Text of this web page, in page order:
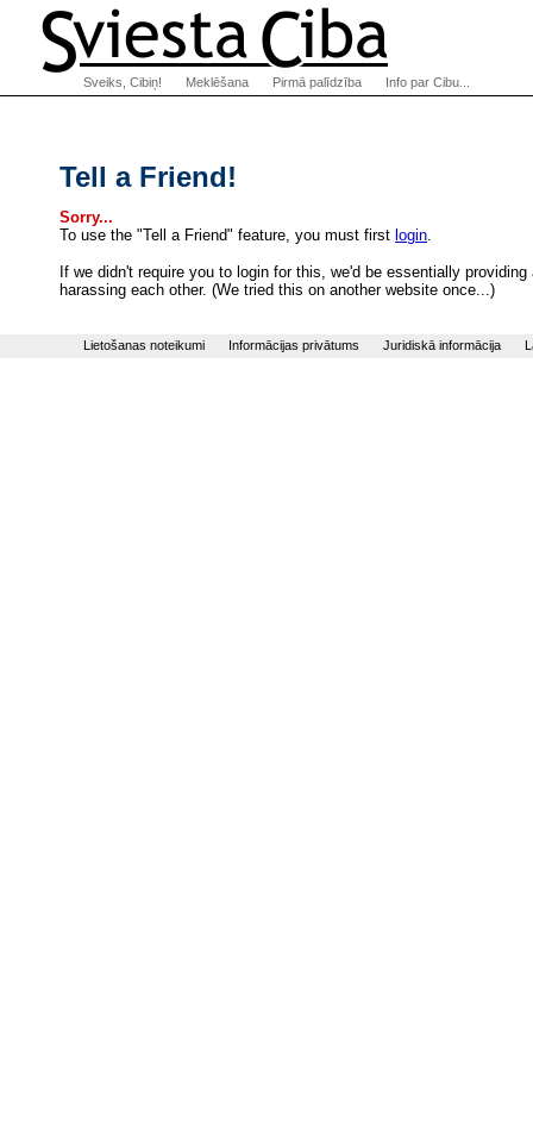
Tell a Friend!
Sorry...
To use the "Tell a Friend" feature, you must first login.
If we didn't require you to login for this, we'd be essentially
harassing each other. (We tried this on another website once...)
Sveiks, Cibiņ! Meklēšana Pirmā palīdzība Info par Cibu...
Lietošanas noteikumi Informācijas privātums Juridiskā informācija